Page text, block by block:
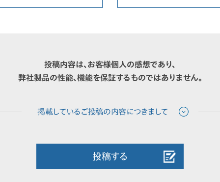
投稿内容は、お客様個人の感想であり、
弊社製品の性能、機能を保証するものではありません。
投稿する